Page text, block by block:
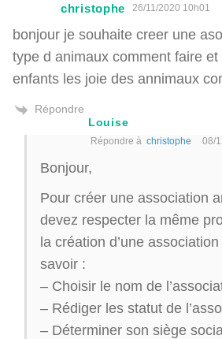
christophe 26/11/2020 10h01
bonjour je souhaite creer une
type d animaux comment faire
enfants les joie des annimaux
Répondre
Louise
Répondre à christophe 08/
Bonjour,
Pour créer une association
devez respecter la même
la création d’une
savoir :
– Choisir le nom de
– Rédiger les statut de
– Déterminer son siège